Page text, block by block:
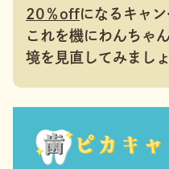
20％offになるキャン
これを機にわんちゃ
境を見直してみましょ